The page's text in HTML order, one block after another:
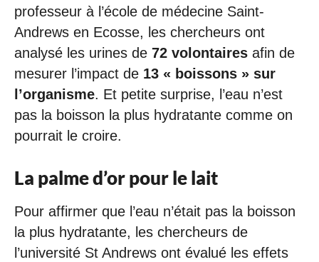
professeur à l’école de médecine Saint-
Andrews en Ecosse, les chercheurs ont
analysé les urines de 72 volontaires afin de
mesurer l’impact de 13 « boissons » sur
l’organisme. Et petite surprise, l’eau n’est
pas la boisson la plus hydratante comme on
pourrait le croire.
La palme d’or pour le lait
Pour affirmer que l’eau n’était pas la boisson
la plus hydratante, les chercheurs de
l’université St Andrews ont évalué les effets